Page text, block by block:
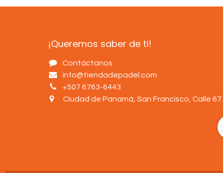
¡Queremos saber de ti!
Contáctanos
info@tiendadepadel.com
+507 6763-6443
Ciudad de Panamá, San Francisco, Calle 67.